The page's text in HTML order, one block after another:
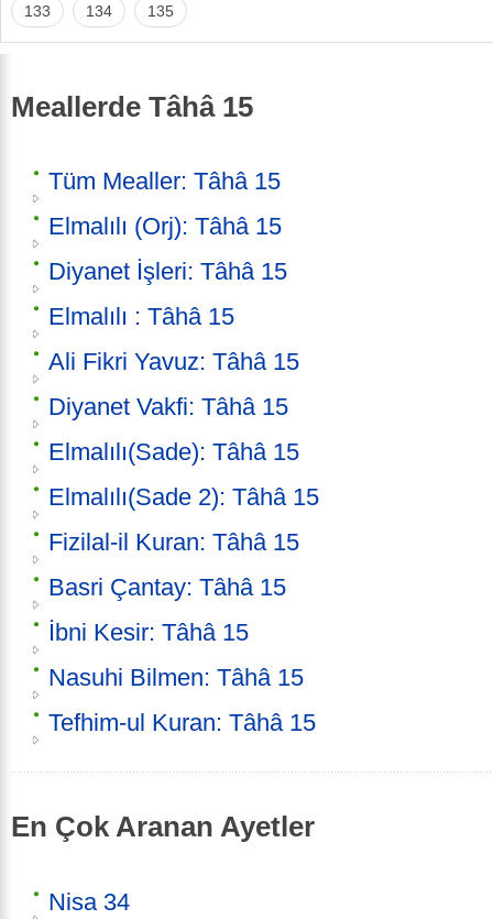
133 134 135
Meallerde Tâhâ 15
Tüm Mealler: Tâhâ 15
Elmalılı (Orj): Tâhâ 15
Diyanet İşleri: Tâhâ 15
Elmalılı : Tâhâ 15
Ali Fikri Yavuz: Tâhâ 15
Diyanet Vakfi: Tâhâ 15
Elmalılı(Sade): Tâhâ 15
Elmalılı(Sade 2): Tâhâ 15
Fizilal-il Kuran: Tâhâ 15
Basri Çantay: Tâhâ 15
İbni Kesir: Tâhâ 15
Nasuhi Bilmen: Tâhâ 15
Tefhim-ul Kuran: Tâhâ 15
En Çok Aranan Ayetler
Nisa 34